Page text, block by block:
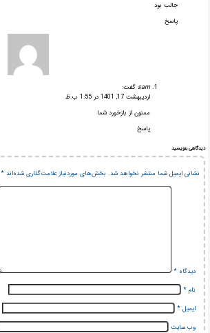
جالب بود
پاسخ
sam گفت:
اردیبهشت 17, 1401 در 1:55 ب.ظ
ممنون از بازخورد شما
پاسخ
دیدگاهی بنویسید
نشانی ایمیل شما منتشر نخواهد شد. بخش‌های موردنیاز علامت‌گذاری شده‌اند*
دیدگاه*
نام*
ایمیل*
وب‌ سایت